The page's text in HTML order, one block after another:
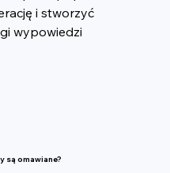
i stworzyć
wypowiedzi
są omawiane?